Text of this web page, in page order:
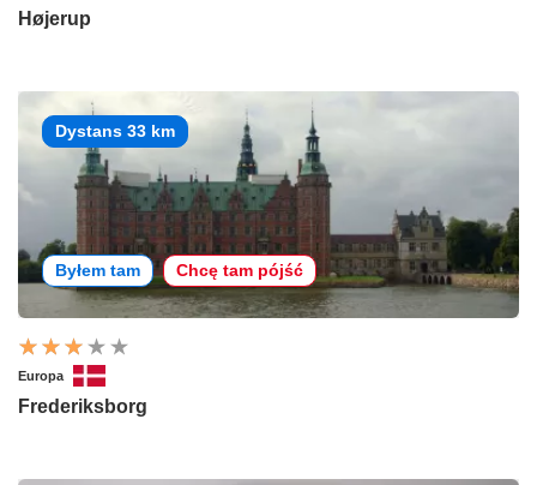
Højerup
Dystans 33 km
Byłem tam Chcę tam pójść
Europa
Frederiksborg